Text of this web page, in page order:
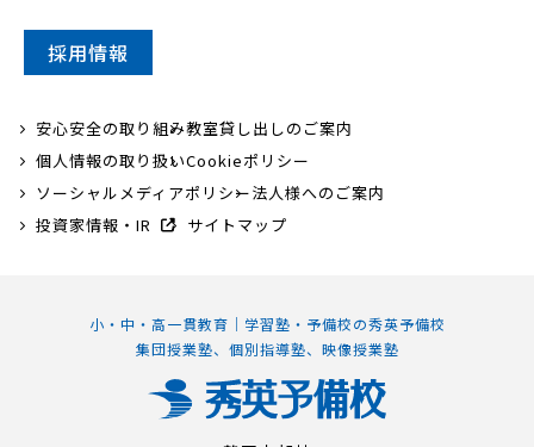
小・中・高一貫教育｜学習塾・予備校の秀英予備校
集団授業塾、個別指導塾、映像授業塾
採用情報
安心安全の取り組み教室貸し出しのご案内
個人情報の取り扱いCookieポリシー
ソーシャルメディアポリシー法人様へのご案内
投資家情報・IR
サイトマップ